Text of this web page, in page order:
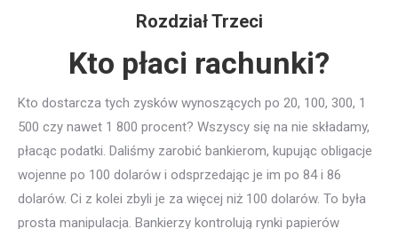
Rozdział Trzeci
Kto płaci rachunki?
Kto dostarcza tych zysków wynoszących po 20, 100, 300, 1
500 czy nawet 1 800 procent? Wszyscy się na nie składamy,
płacąc podatki. Daliśmy zarobić bankierom, kupując obligacje
wojenne po 100 dolarów i odsprzedając je im po 84 i 86
dolarów. Ci z kolei zbyli je za więcej niż 100 dolarów. To była
prosta manipulacja. Bankierzy kontrolują rynki papierów